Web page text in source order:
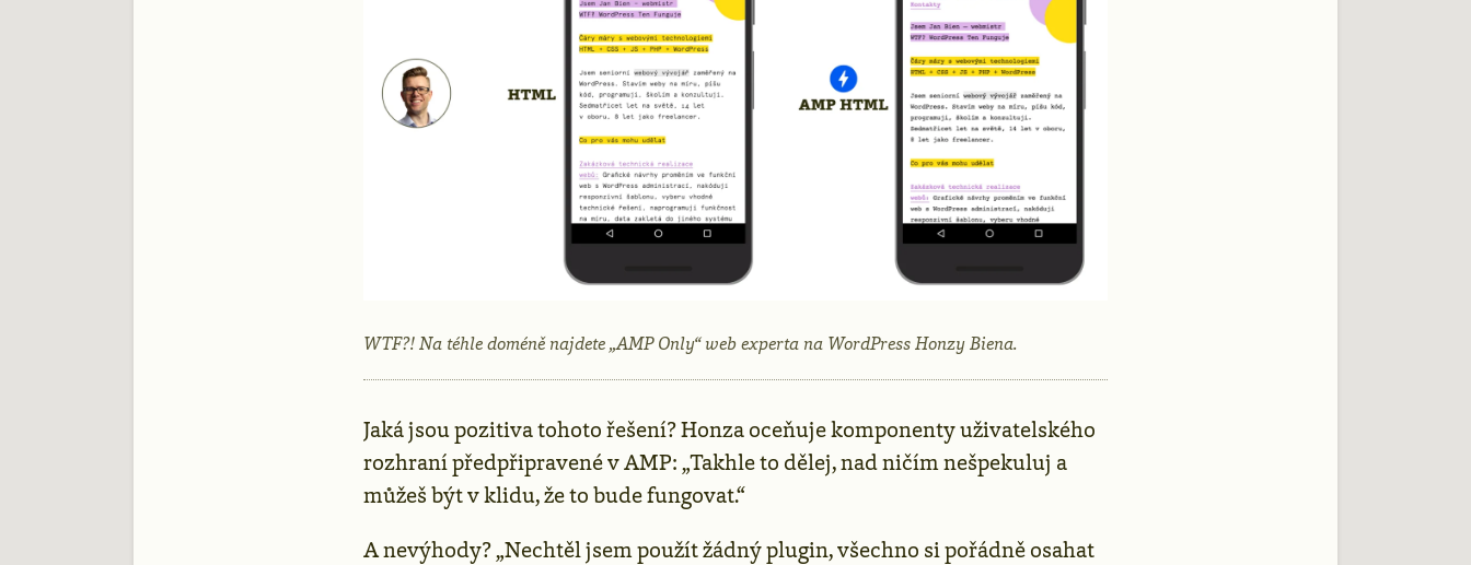
WTF?! Na téhle doméně najdete „AMP Only“ web experta na WordPress Honzy Biena.
Jaká jsou pozitiva tohoto řešení? Honza oceňuje komponenty uživatelského
rozhraní předpřipravené v AMP: „Takhle to dělej, nad ničím nešpekuluj a
můžeš být v klidu, že to bude fungovat.“
A nevýhody? „Nechtěl jsem použít žádný plugin, všechno si pořádně osahat